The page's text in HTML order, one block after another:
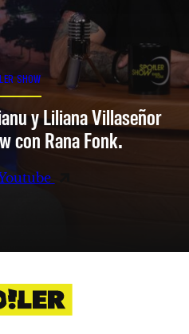
SHOW
y Liliana Villaseñor
con Rana Fonk.